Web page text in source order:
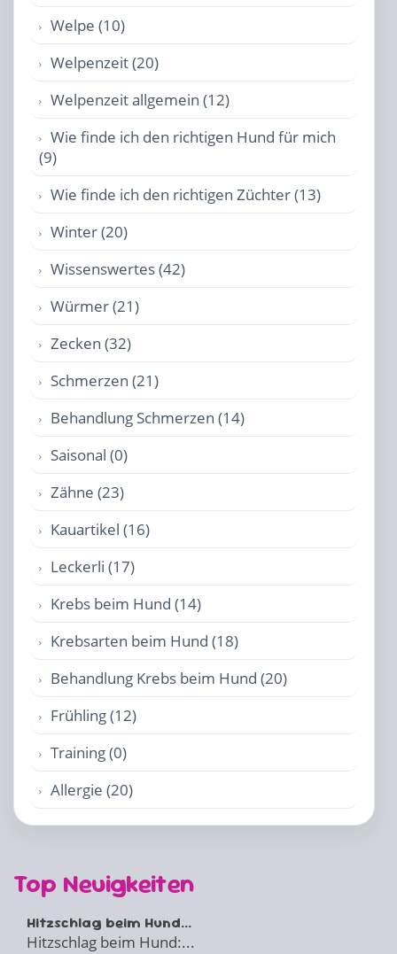
Welpe (10)
Welpenzeit (20)
Welpenzeit allgemein (12)
Wie finde ich den richtigen Hund für mich
(9)
Wie finde ich den richtigen Züchter (13)
Winter (20)
Wissenswertes (42)
Würmer (21)
Zecken (32)
Schmerzen (21)
Behandlung Schmerzen (14)
Saisonal (0)
Zähne (23)
Kauartikel (16)
Leckerli (17)
Krebs beim Hund (14)
Krebsarten beim Hund (18)
Behandlung Krebs beim Hund (20)
Frühling (12)
Training (0)
Allergie (20)
Top Neuigkeiten
Hitzschlag beim Hund...
Hitzschlag beim Hund:...